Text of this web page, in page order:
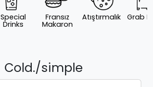
Special
Drinks
Fransız
Makaron
Atıştırmalık Grab
Cold./simple